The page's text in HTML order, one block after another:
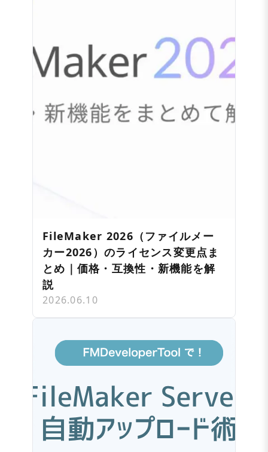
FileMaker 2026（ファイルメー
カー2026）のライセンス変更点ま
とめ｜価格・互換性・新機能を解
説
2026.06.10